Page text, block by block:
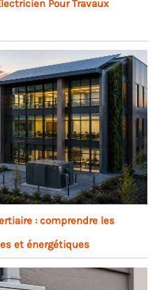
Pour Travaux
: comprendre les
et énergétiques